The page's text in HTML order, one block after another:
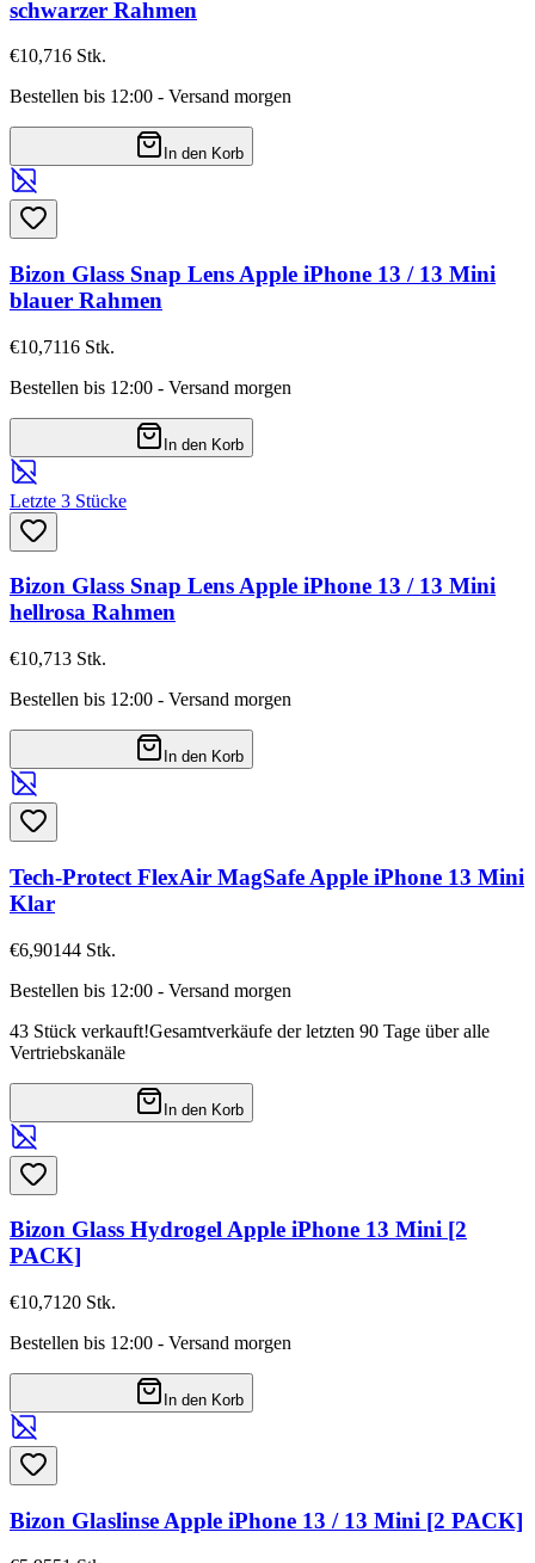
schwarzer Rahmen
€10,716 Stk.
Bestellen bis 12:00 - Versand morgen
In den Korb
Bizon Glass Snap Lens Apple iPhone 13 / 13 Mini
blauer Rahmen
€10,7116 Stk.
Bestellen bis 12:00 - Versand morgen
In den Korb
Letzte 3 Stücke
Bizon Glass Snap Lens Apple iPhone 13 / 13 Mini
hellrosa Rahmen
€10,713 Stk.
Bestellen bis 12:00 - Versand morgen
In den Korb
Tech-Protect FlexAir MagSafe Apple iPhone 13 Mini
Klar
€6,90144 Stk.
Bestellen bis 12:00 - Versand morgen
43 Stück verkauft!Gesamtverkäufe der letzten 90 Tage über alle
Vertriebskanäle
In den Korb
Bizon Glass Hydrogel Apple iPhone 13 Mini [2
PACK]
€10,71 20 Stk.
Bestellen bis 12:00 - Versand morgen
In den Korb
Bizon Glaslinse Apple iPhone 13 / 13 Mini [2 PACK]